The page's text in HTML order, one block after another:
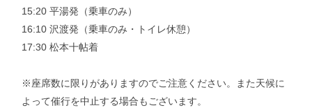
15:20 平湯発（乗車のみ）
16:10 沢渡発（乗車のみ・トイレ休憩）
17:30 松本十帖着
※座席数に限りがありますのでご注意ください。また天候に
よって催行を中止する場合もございます。